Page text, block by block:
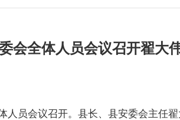
会全体人员会议召开翟大
人员会议召开。县长、县安委会主任